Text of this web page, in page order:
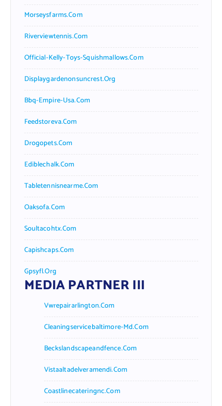
Morseysfarms.com
Riverviewtennis.com
Official-Kelly-Toys-Squishmallows.com
Displaygardenonsuncrest.org
Bbq-Empire-Usa.com
Feedstoreva.com
Drogopets.com
Ediblechalk.com
Tabletennisnearme.com
Oaksofa.com
Soultacohtx.com
Capishcaps.com
Gpsyfl.org
MEDIA PARTNER III
Vwrepairarlington.com
Cleaningservicebaltimore-Md.com
Beckslandscapeandfence.com
Vistaaltadelveramendi.com
Coastlinecateringnc.com